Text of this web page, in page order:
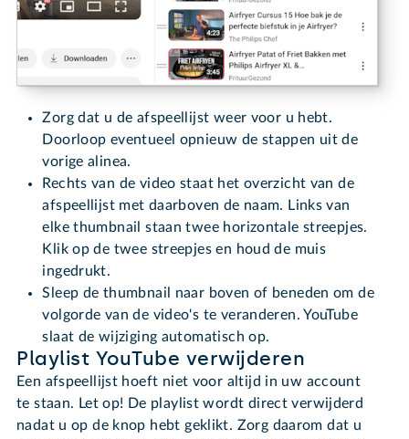
Zorg dat u de afspeellijst weer voor u hebt.
Doorloop eventueel opnieuw de stappen uit de
vorige alinea.
Rechts van de video staat het overzicht van de
afspeellijst met daarboven de naam. Links van
elke thumbnail staan twee horizontale streepjes.
Klik op de twee streepjes en houd de muis
ingedrukt.
Sleep de thumbnail naar boven of beneden om de
volgorde van de video's te veranderen. YouTube
slaat de wijziging automatisch op.
Playlist YouTube verwijderen
Een afspeellijst hoeft niet voor altijd in uw account
te staan. Let op! De playlist wordt direct verwijderd
nadat u op de knop hebt geklikt. Zorg daarom dat u